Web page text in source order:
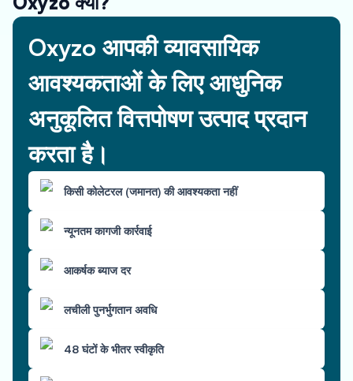
Oxyzo आपकी व्यावसायिक
आवश्यकताओं के लिए आधुनिक
अनुकूलित वित्तपोषण उत्पाद प्रदान
करता है।
किसी कोलेटरल (जमानत) की आवश्यकता नहीं
न्यूनतम कागजी कार्रवाई
आकर्षक ब्याज दर
लचीली पुनर्भुगतान अवधि
48 घंटों के भीतर स्वीकृति